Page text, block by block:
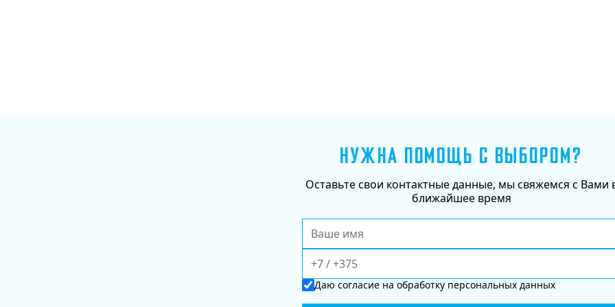
НУЖНА ПОМОЩЬ С ВЫБОРОМ?
Оставьте свои контактные данные, мы свяжемся с Вами
ближайшее время
Даю согласиена обработку персональных данных